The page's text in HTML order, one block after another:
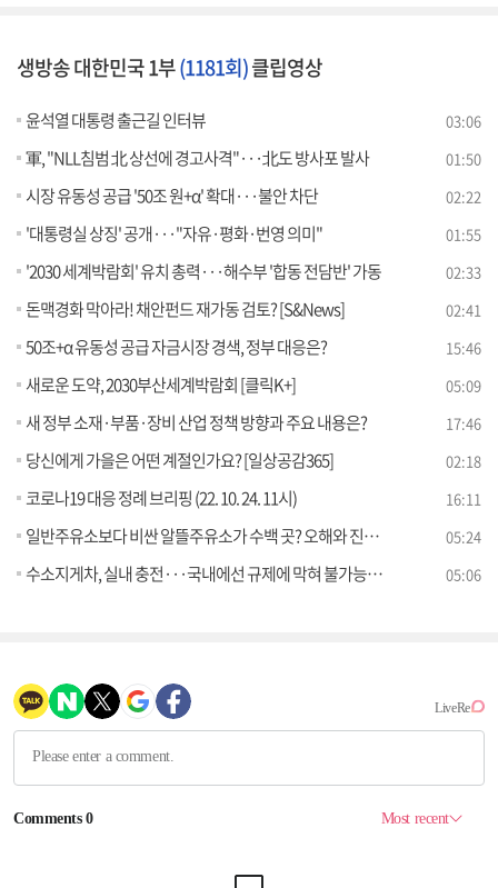
생방송 대한민국 1부(1181회)클립영상
윤석열 대통령 출근길 인터뷰 03:06
軍, "NLL침범 北 상선에 경고사격"···北도 방사포 발사 01:50
시장 유동성 공급 '50조 원+α' 확대···불안 차단 02:22
'대통령실 상징' 공개···"자유·평화·번영 의미" 01:55
'2030 세계박람회' 유치 총력···해수부 '합동 전담반' 가동 02:33
돈맥경화 막아라! 채안펀드 재가동 검토? [S&News] 02:41
50조+α 유동성 공급 자금시장 경색, 정부 대응은? 15:46
새로운 도약, 2030부산세계박람회 [클릭K+] 05:09
새 정부 소재·부품·장비 산업 정책 방향과 주요 내용은? 17:46
당신에게 가을은 어떤 계절인가요? [일상공감365] 02:18
코로나19 대응 정례 브리핑 (22. 10. 24. 11시) 16:11
일반주유소보다 비싼 알뜰주유소가 수백 곳? 오해와 진실은 [정책 바로보기] 05:24
수소지게차, 실내 충전···국내에선 규제에 막혀 불가능? [정책 바로보기] 05:06